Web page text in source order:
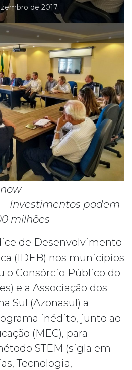
de 2017
Bonow
podem
milhões
de Desenvolvimento
(IDEB) nos municípios
o Consórcio Público do
e a Associação dos
Sul (Azonasul) a
inédito, junto ao
(MEC), para
STEM (sigla em
Tecnologia,